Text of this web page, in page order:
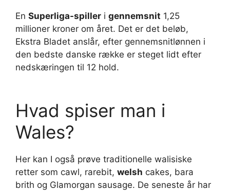
En Superliga-spiller i gennemsnit 1,25
millioner kroner om året. Det er det beløb,
Ekstra Bladet anslår, efter gennemsnitlønnen i
den bedste danske række er steget lidt efter
nedskæringen til 12 hold.
Hvad spiser man i
Wales?
Her kan I også prøve traditionelle walisiske
retter som cawl, rarebit, welsh cakes, bara
brith og Glamorgan sausage. De seneste år har